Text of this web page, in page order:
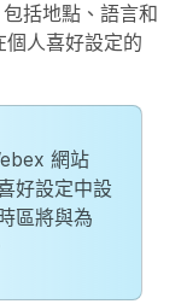
括地點、語言和
個人喜好設定的
網站
好設定中設
區將與為